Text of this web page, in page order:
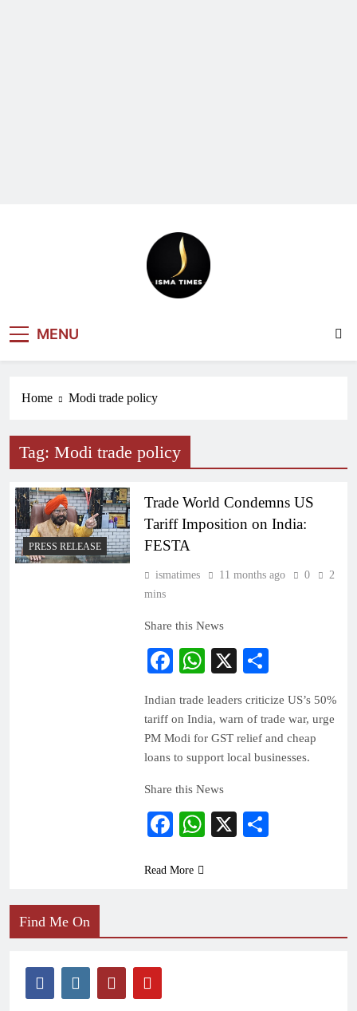
MENU
Home Modi trade policy
Tag: Modi trade policy
PRESS RELEASE
Trade World Condemns US
Tariff Imposition on India:
FESTA
ismatimes 11 months ago 0
2
mins
Share this News
Facebook
WhatsApp
X
Indian trade leaders criticize US’s 50%
tariff on India, warn of trade war, urge
PM Modi for GST relief and cheap
loans to support local businesses.
Share this News
Facebook
WhatsApp
X
Read More
Find Me On